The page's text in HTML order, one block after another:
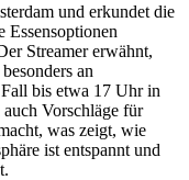
und erkundet die
Essensoptionen
Streamer erwähnt,
an
bis etwa 17 Uhr in
Vorschläge für
was zeigt, wie
ist entspannt und